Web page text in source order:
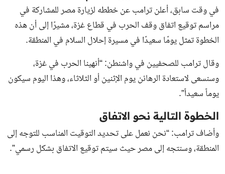
في وقت سابق، أعلن ترامب عن خططه لزيارة مصر للمشاركة في
مراسم توقيع اتفاق وقف الحرب في قطاع غزة، مشيرًا إلى أن هذه
الخطوة تمثل يومًا سعيدًا في مسيرة إحلال السلام في المنطقة.
وقال ترامب للصحفيين في واشنطن: “أنهينا الحرب في غزة،
وسنسعى لاستعادة الرهائن يوم الإثنين أو الثلاثاء، وهذا اليوم سيكون
يوماً سعيداً”.
الخطوة التالية نحو الاتفاق
وأضاف ترامب: “نحن نعمل على تحديد التوقيت المناسب للتوجه إلى
المنطقة، وسنتجه إلى مصر حيث سيتم توقيع الاتفاق بشكل رسمي”.